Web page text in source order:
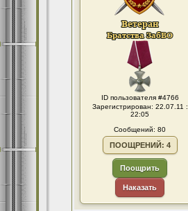
ID пользователя #4766
Зарегистрирован: 22.07.11 :
22:05
Сообщений: 80
ПООЩРЕНИЙ: 4
Поощрить
Наказать